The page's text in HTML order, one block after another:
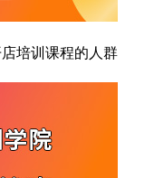
培训课程的人群